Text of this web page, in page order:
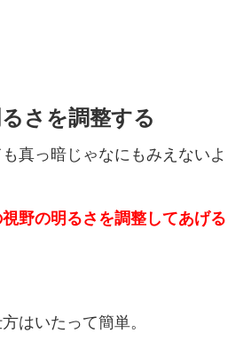
さを調整する
真っ暗じゃなにもみえないよ
野の明るさを調整してあげる
はいたって簡単。